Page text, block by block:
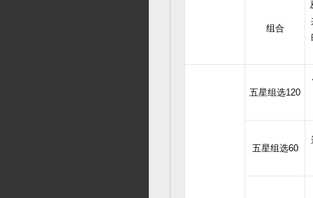
组合
五星组选120
五星组选60